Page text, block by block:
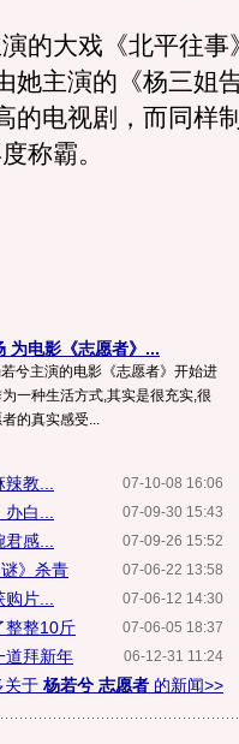
大戏《北平往事
她主演的《杨三姐
的电视剧，而同样
称霸。
为电影《志愿者》...
兮主演的电影《志愿者》开始进
一种生活方式,其实是很充实,很
的真实感受...
07-10-08 16:06
教...
07-09-30 15:43
白...
07-09-26 15:52
感...
07-06-22 13:58
》杀青
07-06-12 14:30
片...
07-06-05 18:37
整整10斤
06-12-31 11:24
道拜新年
关于 杨若兮 志愿者 的新闻>>